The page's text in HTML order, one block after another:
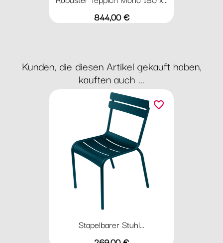
Preis
844,00 €
Kunden, die diesen Artikel gekauft haben,
kauften auch ...
Stapelbarer Stuhl...
favorite_border